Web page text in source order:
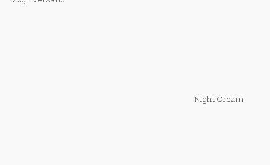
Night Cream